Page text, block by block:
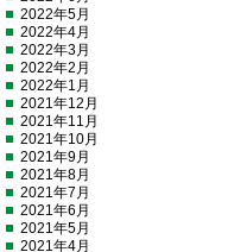
2022年5月
2022年4月
2022年3月
2022年2月
2022年1月
2021年12月
2021年11月
2021年10月
2021年9月
2021年8月
2021年7月
2021年6月
2021年5月
2021年4月